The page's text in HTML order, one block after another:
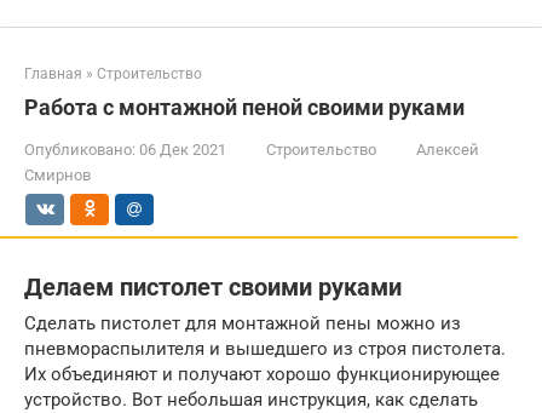
Главная » Строительство
Работа с монтажной пеной своими руками
Опубликовано: 06 Дек 2021 Строительство
Алексей
Смирнов
Делаем пистолет своими руками
Сделать пистолет для монтажной пены можно из
пневмораспылителя и вышедшего из строя пистолета.
Их объединяют и получают хорошо функционирующее
устройство. Вот небольшая инструкция, как сделать